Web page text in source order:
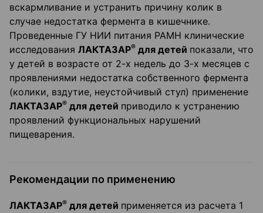
вскармливание и устранить причину колик в
случае недостатка фермента в кишечнике.
Проведенные ГУ НИИ питания РАМН клинические
исследования ЛАКТАЗАР® для детей показали, что
у детей в возрасте от 2-х недель до 3-х месяцев с
проявлениями недостатка собственного фермента
(колики, вздутие, неустойчивый стул) применение
ЛАКТАЗАР® для детей приводило к устранению
проявлений функциональных нарушений
пищеварения.
Рекомендации по применению
ЛАКТАЗАР® для детей применяется из расчета 1